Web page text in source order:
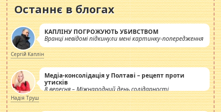
Останнє в блогах
КАПЛІНУ ПОГРОЖУЮТЬ УБИВСТВОМ
Вранці невідомі підкинули мені картинку-попередження
Сергій Каплін
Медіа-консолідація у Полтаві – рецепт проти
утисків
8 вересня – Міжнародний день солідарності
журналістів.
Надія Труш